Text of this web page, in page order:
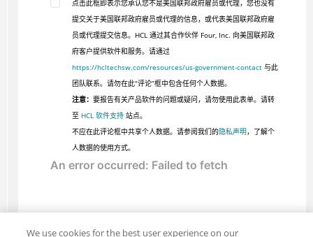
点击此框即表示您承认您不是美国联邦政府雇员或代理，您也没有
提交关于美国联邦政府雇员或代理的信息，或代表美国联邦政府雇
员或代理提交信息。HCL 通过其合作伙伴 Four, Inc. 向美国联邦政
府客户提供软件和服务。请通过
https://hcltechsw.com/resources/us-government-contact与此
团队联系。请勿在此“评论”框中包含任何个人数据。
注意： 要报告有关产品软件的问题或疑问，请勿使用此表单。请转
至 HCL 软件支持站点。
不应在此评论框中共享个人数据。请参阅我们的隐私声明，了解个
人数据的使用方式。
We use cookies for the best user experience on our